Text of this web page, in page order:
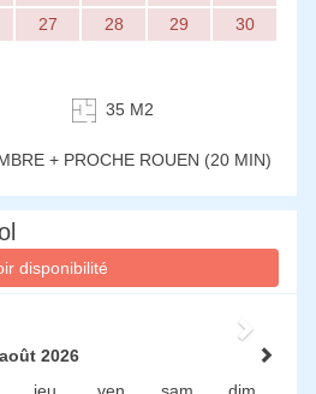
27 28 29
30
35 M2
+ PROCHE ROUEN (20 MIN)
disponibilité
Next
août 2026
jeu. ven. sam.
dim.